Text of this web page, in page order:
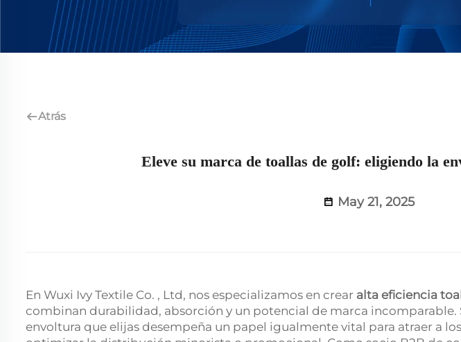
Atrás
Eleve su marca de toallas de golf: eligiendo la
May 21, 2025
En Wuxi Ivy Textile Co. , Ltd, nos especializamos en crear alta eficiencia
combinan durabilidad, absorción y un potencial de marca incomparable.
envoltura que elijas desempeña un papel igualmente vital para atraer a